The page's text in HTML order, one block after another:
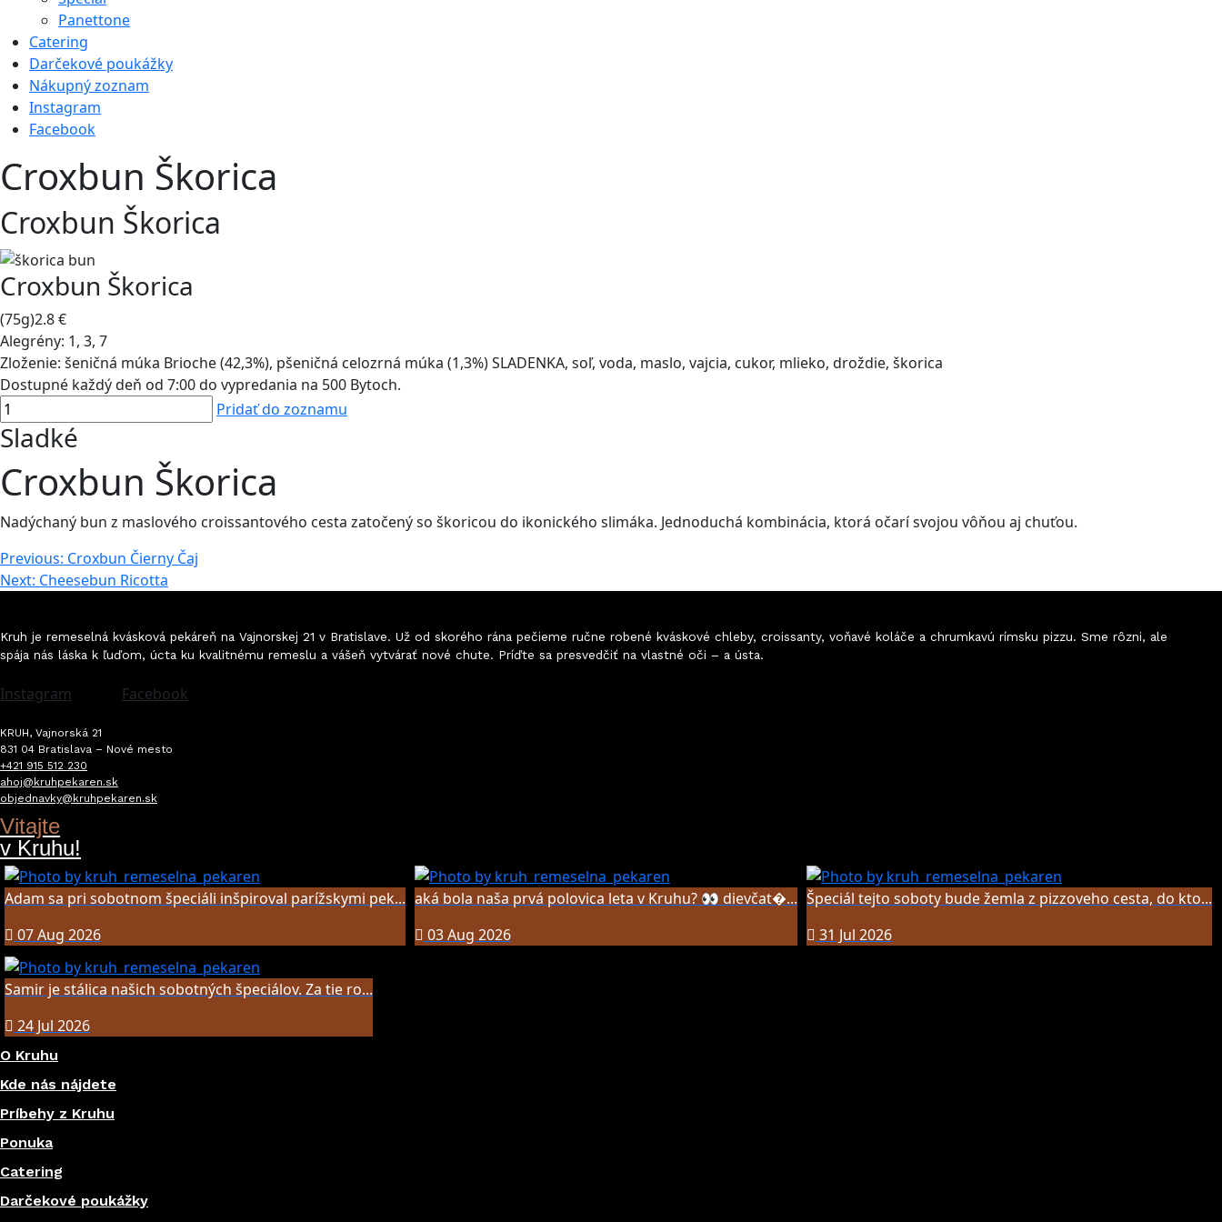
Panettone
Catering
Darčekové poukážky
Nákupný zoznam
Instagram
Facebook
Croxbun Škorica
Croxbun Škorica
Croxbun Škorica
(75g)2.8 €
Alegrény: 1, 3, 7
Zloženie: šeničná múka Brioche (42,3%), pšeničná celozrná múka (1,3%) SLADENKA, soľ, voda, maslo, vajcia, cukor, mlieko, droždie, škorica
Dostupné každý deň od 7:00 do vypredania na 500 Bytoch.
Pridať do zoznamu
Sladké
Croxbun Škorica
Nadýchaný bun z maslového croissantového cesta zatočený so škoricou do ikonického slimáka. Jednoduchá kombinácia, ktorá očarí svojou vôňou aj chuťou.
Navigácia
v
článku
Previous: Croxbun Čierny Čaj
Next: Cheesebun Ricotta
Kruh je remeselná kvásková pekáreň na Vajnorskej 21 v Bratislave. Už od skorého rána pečieme ručne robené kváskové chleby, croissanty, voňavé koláče a chrumkavú rímsku pizzu. Sme rôzni, ale
spája nás láska k ľuďom, úcta ku kvalitnému remeslu a vášeň vytvárať nové chute. Príďte sa presvedčiť na vlastné oči – a ústa.
Instagram Facebook
KRUH, Vajnorská 21
831 04 Bratislava – Nové mesto
+421 915 512 230
ahoj@kruhpekaren.sk
objednavky@kruhpekaren.sk
Vitajte
v Kruhu!
Adam sa pri sobotnom špeciáli inšpiroval parížskymi pek...
07 Aug 2026
aká bola naša prvá polovica leta v Kruhu? 👀 dievčat�...
03 Aug 2026
Špeciál tejto soboty bude žemla z pizzoveho cesta, do kto...
31 Jul 2026
Samir je stálica našich sobotných špeciálov. Za tie ro...
24 Jul 2026
O Kruhu
Kde nás nájdete
Príbehy z Kruhu
Ponuka
Catering
Darčekové poukážky